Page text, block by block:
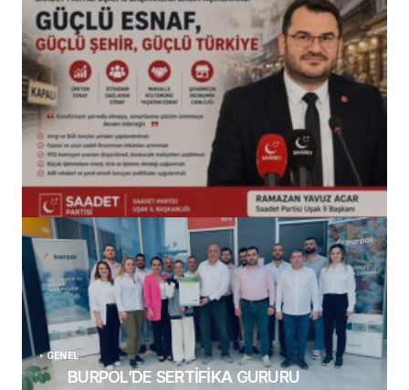
(başlıksız)
Alaattin Karahan tarafından 14/07/2026
GENEL
BURPOL’DE SERTİFİKA GURURU